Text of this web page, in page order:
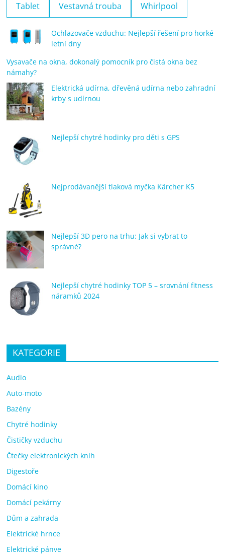
Tablet Vestavná trouba Whirlpool
Ochlazovače vzduchu: Nejlepší řešení pro horké
letní dny
Vysavače na okna, dokonalý pomocník pro čistá okna bez
námahy?
Elektrická udírna, dřevěná udírna nebo zahradní
krby s udírnou
Nejlepší chytré hodinky pro děti s GPS
Nejprodávanější tlaková myčka Kärcher K5
Nejlepší 3D pero na trhu: Jak si vybrat to
správné?
Nejlepší chytré hodinky TOP 5 – srovnání fitness
náramků 2024
KATEGORIE
Audio
Auto-moto
Bazény
Chytré hodinky
Čističky vzduchu
Čtečky elektronických knih
Digestoře
Domácí kino
Domácí pekárny
Dům a zahrada
Elektrické hrnce
Elektrické pánve